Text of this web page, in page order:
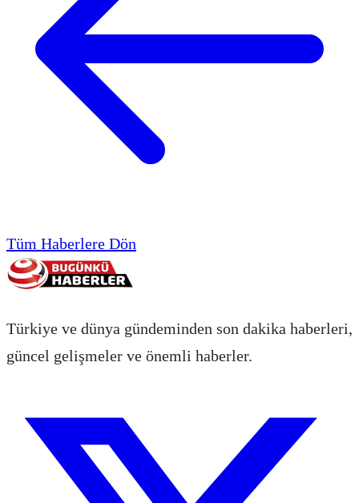
Tüm Haberlere Dön
Türkiye ve dünya gündeminden son dakika haberleri,
güncel gelişmeler ve önemli haberler.